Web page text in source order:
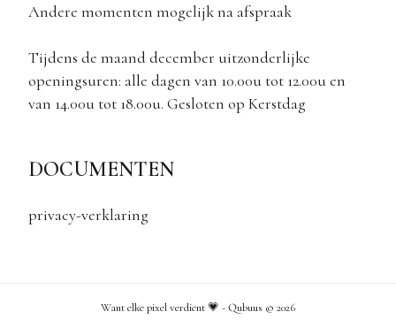
Andere momenten mogelijk na afspraak
Tijdens de maand december uitzonderlijke
openingsuren: alle dagen van 10.00u tot 12.00u en
van 14.00u tot 18.00u. Gesloten op Kerstdag
DOCUMENTEN
privacy-verklaring
Want elke pixel verdient 💗 - Qubuus © 2026